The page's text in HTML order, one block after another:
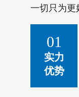
一切只为更
01
实力
优势